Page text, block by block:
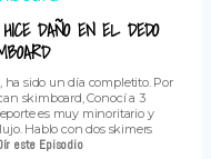
DAÑO EN EL DEDO
ha sido un día completito. Por
skimboard, Conocí a 3
es muy minoritario y
Hablo con dos skimers
este Episodio